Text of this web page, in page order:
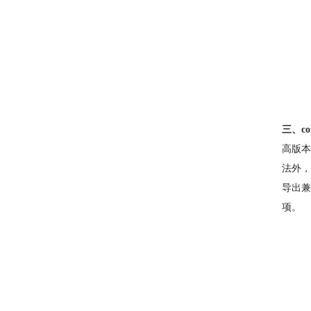
三、
高版
法外
导出
项。